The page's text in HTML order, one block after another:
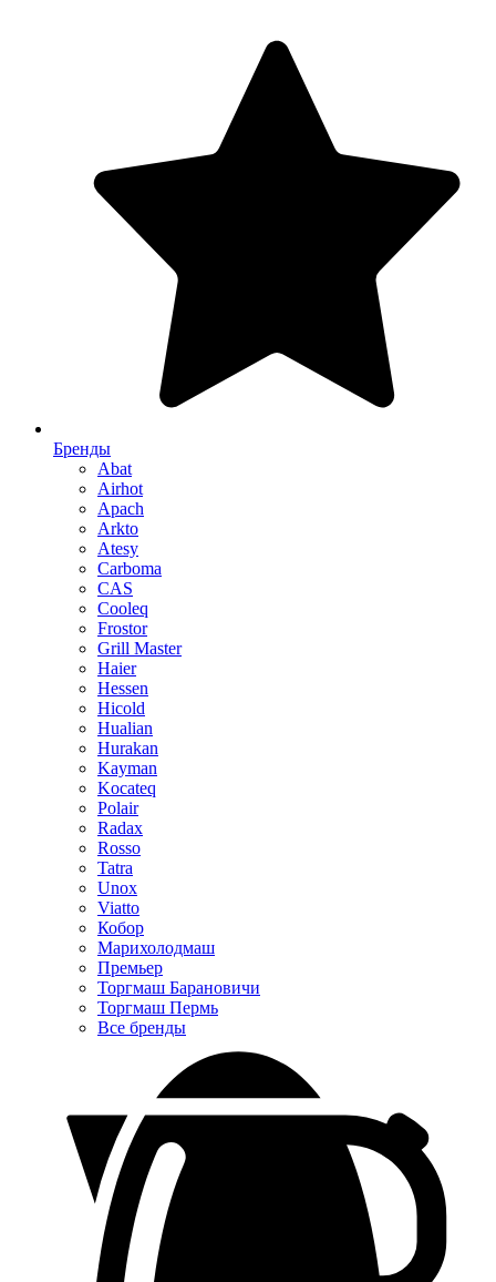
Бренды
Abat
Airhot
Apach
Arkto
Atesy
Carboma
CAS
Cooleq
Frostor
Grill Master
Haier
Hessen
Hicold
Hualian
Hurakan
Kayman
Kocateq
Polair
Radax
Rosso
Tatra
Unox
Viatto
Кобор
Марихолодмаш
Премьер
Торгмаш Барановичи
Торгмаш Пермь
Все бренды